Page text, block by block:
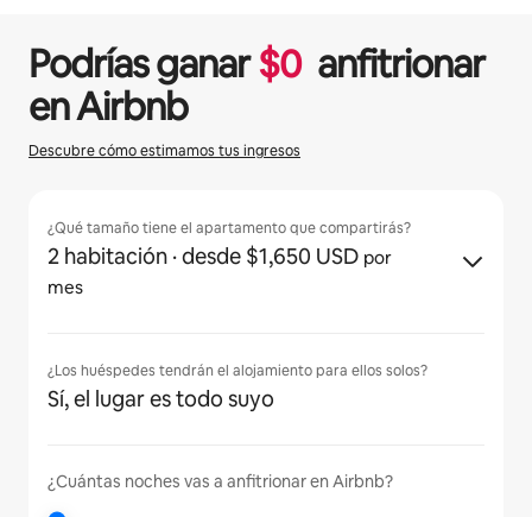
Podrías ganar$0 anfitrionar
en Airbnb
Descubre cómo estimamos tus ingresos
¿Qué tamaño tiene el apartamento que compartirás?
2 habitación · desde $1,650 USD por
mes
¿Los huéspedes tendrán el alojamiento para ellos solos?
Sí, el lugar es todo suyo
¿Cuántas noches vas a anfitrionar en Airbnb?